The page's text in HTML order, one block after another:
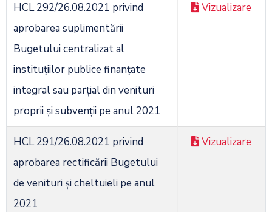
HCL 292/26.08.2021 privind
aprobarea suplimentării
Bugetului centralizat al
instituţiilor publice finanţate
integral sau parţial din venituri
proprii şi subvenţii pe anul 2021
Vizualizare
HCL 291/26.08.2021 privind
aprobarea rectificării Bugetului
de venituri şi cheltuieli pe anul
2021
Vizualizare